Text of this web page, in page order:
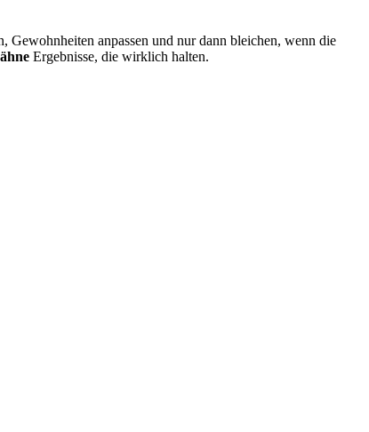
anpassen und nur dann bleichen, wenn die
Ergebnisse, die wirklich halten.